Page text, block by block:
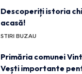
Descoperiți istoria
acasă!
STIRI BUZAU
Primăria comunei
Vești importante